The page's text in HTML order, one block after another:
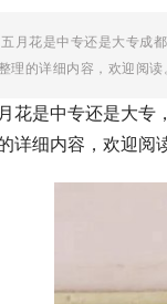
五月花是中专还是大专成
理的详细内容，欢迎阅
花是中专还是大专
详细内容，欢迎阅